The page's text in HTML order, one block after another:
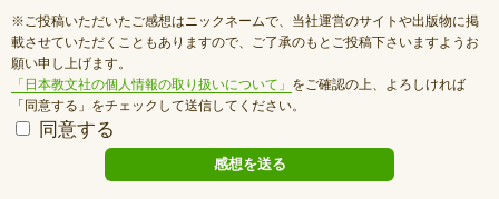
※ご投稿いただいたご感想はニックネームで、当社運営のサイトや出版物に掲
載させていただくこともありますので、ご了承のもとご投稿下さいますようお
願い申し上げます。
「日本教文社の個人情報の取り扱いについて」 をご確認の上、よろしければ
「同意する」をチェックして送信してください。
同意する